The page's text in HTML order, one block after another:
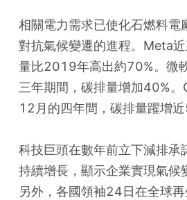
相關電力需求已使化石燃料電
對抗氣候變遷的進程。Meta
量比2019年高出約70%。微
三年期間，碳排量增加40%
12月的四年間，碳排量躍增近
科技巨頭在數年前立下減排承
持續增長，顯示企業實現氣候
另外，各國領袖24日在全球